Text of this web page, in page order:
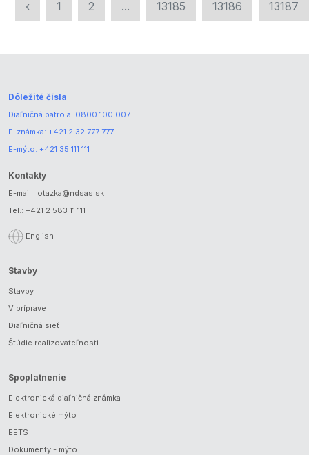
‹ 1 2 ... 13185 13186 13187
Dôležité čísla
Diaľničná patrola: 0800 100 007
E-známka: +421 2 32 777 777
E-mýto: +421 35 111 111
Kontakty
E-mail.: otazka@ndsas.sk
Tel.: +421 2 583 11 111
English
Stavby
Stavby
V príprave
Diaľničná sieť
Štúdie realizovateľnosti
Spoplatnenie
Elektronická diaľničná známka
Elektronické mýto
EETS
Dokumenty - mýto